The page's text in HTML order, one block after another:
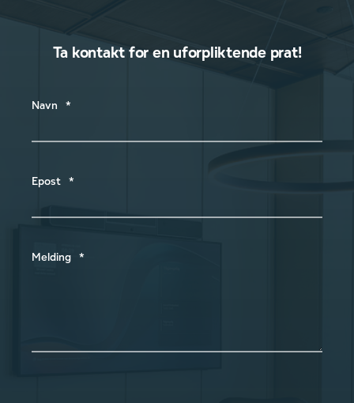
Ta kontakt for en uforpliktende prat!
Navn *
Epost *
Melding *